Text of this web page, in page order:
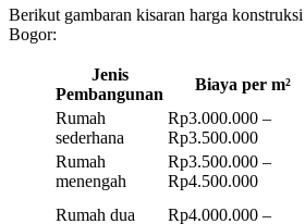
Berikut gambaran kisaran harga
Bogor:
Jenis
Pembangunan
Biaya per m²
Rumah
sederhana
Rp3.000.000 –
Rp3.500.000
Rumah
menengah
Rp3.500.000 –
Rp4.500.000
Rumah dua
Rp4.000.000 –